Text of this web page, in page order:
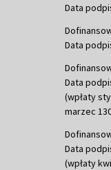
Data
Data
Data
(wpłaty
marzec
Data
(wpłaty